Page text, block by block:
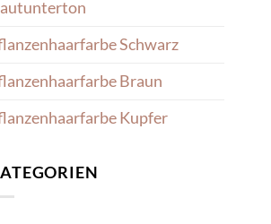
Schwarz
Braun
Kupfer